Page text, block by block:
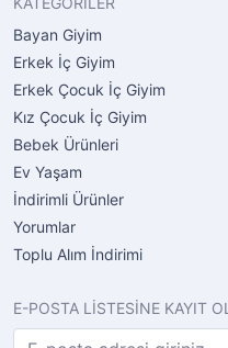
Bayan Giyim
Erkek İç Giyim
Erkek Çocuk İç Giyim
Kız Çocuk İç Giyim
Bebek Ürünleri
Ev Yaşam
İndirimli Ürünler
Yorumlar
Toplu Alım İndirimi
E-POSTA LİSTESİNE KAYIT OL